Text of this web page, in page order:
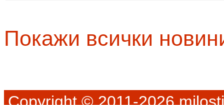
Покажи всички
Copyright © 2011-2026